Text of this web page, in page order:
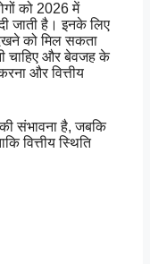
को 2026 में
जाती है। इनके लिए
को मिल सकता
चाहिए और बेवजह के
और वित्तीय
संभावना है, जबकि
वित्तीय स्थिति